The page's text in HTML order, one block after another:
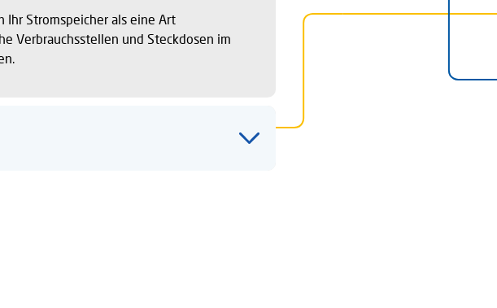
Stromspeicher als eine Art
Verbrauchsstellen und Steckdosen im